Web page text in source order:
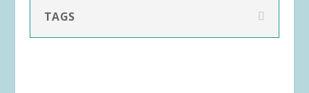
TAGS